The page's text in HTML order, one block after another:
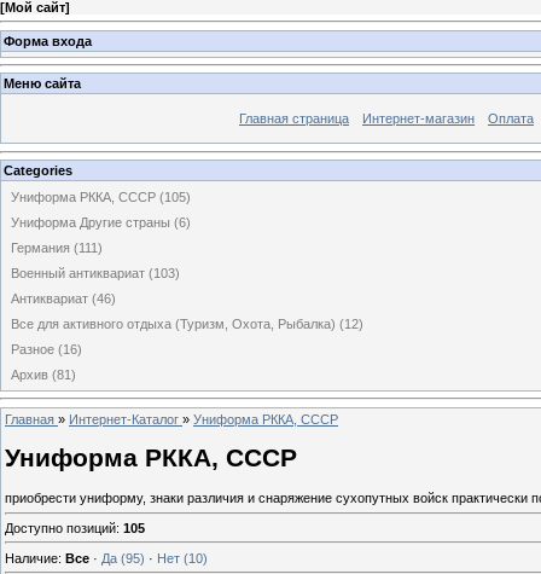
[Мой сайт]
Форма входа
Меню сайта
Главная страница Интернет-магазин Оплата
Categories
Униформа РККА, СССР (105)
Униформа Другие страны (6)
Германия (111)
Военный антиквариат (103)
Антиквариат (46)
Все для активного отдыха (Туризм, Охота, Рыбалка) (12)
Разное (16)
Архив (81)
Главная » Интернет-Каталог » Униформа РККА, СССР
Униформа РККА, СССР
приобрести униформу, знаки различия и снаряжение сухопутных войск практически
Доступно позиций: 105
Наличие: Все · Да (95) · Нет (10)